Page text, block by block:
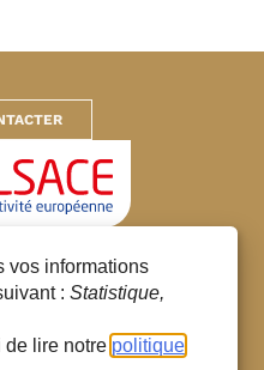
vos informations
: Statistique,
de lire notre politique
d’Alsace
réservés